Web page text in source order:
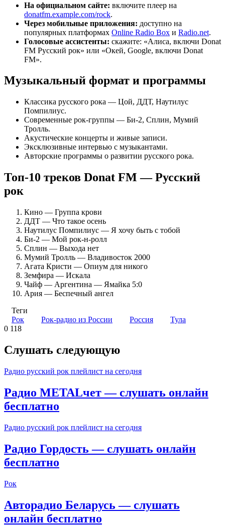
На официальном сайте: включите плеер на
donatfm.example.com/rock.
Через мобильные приложения: доступно на
популярных платформах Online Radio Box и Radio.net.
Голосовые ассистенты: скажите: «Алиса, включи Donat
FM Русский рок» или «Окей, Google, включи Donat
FM».
Музыкальный формат и программы
Классика русского рока — Цой, ДДТ, Наутилус
Помпилиус.
Современные рок-группы — Би-2, Сплин, Мумий
Тролль.
Акустические концерты и живые записи.
Эксклюзивные интервью с музыкантами.
Авторские программы о развитии русского рока.
Топ-10 треков Donat FM — Русский
рок
Кино — Группа крови
ДДТ — Что такое осень
Наутилус Помпилиус — Я хочу быть с тобой
Би-2 — Мой рок-н-ролл
Сплин — Выхода нет
Мумий Тролль — Владивосток 2000
Агата Кристи — Опиум для никого
Земфира — Искала
Чайф — Аргентина — Ямайка 5:0
Ария — Беспечный ангел
Теги
Рок
Рок-радио из России Россия
Тула
0 118
Слушать следующую
Радио русский рок плейлист на сегодня
Радио METALчет — слушать онлайн
бесплатно
Радио русский рок плейлист на сегодня
Радио Гордость — слушать онлайн
бесплатно
Рок
Авторадио Беларусь — слушать
онлайн бесплатно